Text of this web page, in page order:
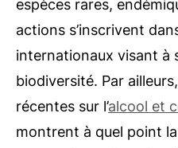
espèces rares,
actions s’inscrivent
internationaux visant à
biodiversité. Par
récentes sur l’alcool et
montrent à quel point